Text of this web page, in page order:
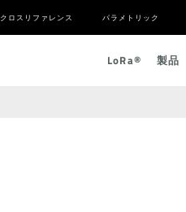
クロスリファレンス パラメトリック
LoRa® 製品